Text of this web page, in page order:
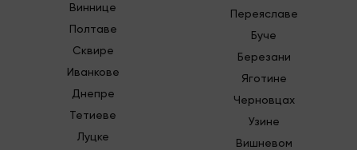
Виннице
Полтаве
Сквире
Иванкове
Днепре
Тетиеве
Луцке
Переяславе
Буче
Березани
Яготине
Черновцах
Узине
Вишневом